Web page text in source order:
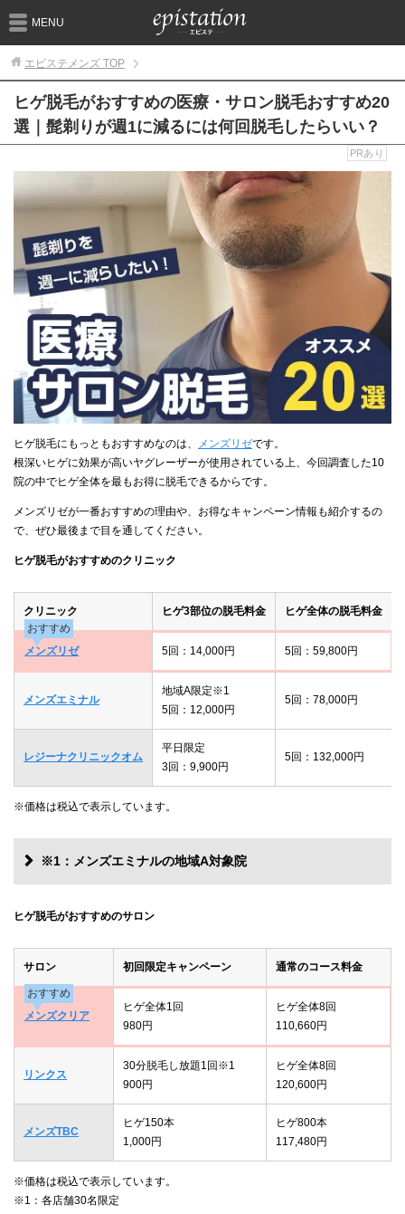
MENU
エピステメンズ TOP
ヒゲ脱毛がおすすめの医療・サロン脱毛おすすめ20
選｜髭剃りが週1に減るには何回脱毛したらいい？
PRあり
ヒゲ脱毛にもっともおすすめなのは、 メンズリゼです。
根深いヒゲに効果が高いヤグレーザーが使用されている上、今回調査した10
院の中でヒゲ全体を最もお得に脱毛できるからです。
メンズリゼが一番おすすめの理由や、お得なキャンペーン情報も紹介するの
で、ぜひ最後まで目を通してください。
ヒゲ脱毛がおすすめのクリニック
クリニック ヒゲ3部位の脱毛料金
ヒゲ全体の脱毛料金
おすすめ
メンズリゼ
5回：14,000円 5回：59,800円
メンズエミナル
地域A限定※1
5回：12,000円
5回：78,000円
レジーナクリニックオム
平日限定
3回：9,900円
5回：132,000円
※価格は税込で表示しています。
※1：メンズエミナルの地域A対象院
ヒゲ脱毛がおすすめのサロン
サロン 初回限定キャンペーン 通常のコース料金
おすすめ
メンズクリア
ヒゲ全体1回
980円
ヒゲ全体8回
110,660円
リンクス
30分脱毛し放題1回※1
900円
ヒゲ全体8回
120,600円
メンズTBC
ヒゲ150本
1,000円
ヒゲ800本
117,480円
※価格は税込で表示しています。
※1：各店舗30名限定